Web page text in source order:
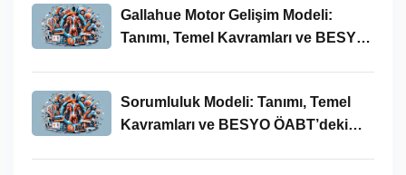
Gallahue Motor Gelişim Modeli:
Tanımı, Temel Kavramları ve BESYO-
Sorumluluk Modeli: Tanımı, Temel
Kavramları ve BESYO ÖABT’deki